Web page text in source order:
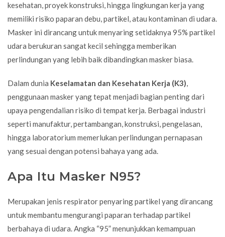
kesehatan, proyek konstruksi, hingga lingkungan kerja yang
memiliki risiko paparan debu, partikel, atau kontaminan di udara.
Masker ini dirancang untuk menyaring setidaknya 95% partikel
udara berukuran sangat kecil sehingga memberikan
perlindungan yang lebih baik dibandingkan masker biasa.
Dalam dunia Keselamatan dan Kesehatan Kerja (K3),
penggunaan masker yang tepat menjadi bagian penting dari
upaya pengendalian risiko di tempat kerja. Berbagai industri
seperti manufaktur, pertambangan, konstruksi, pengelasan,
hingga laboratorium memerlukan perlindungan pernapasan
yang sesuai dengan potensi bahaya yang ada.
Apa Itu Masker N95?
Merupakan jenis respirator penyaring partikel yang dirancang
untuk membantu mengurangi paparan terhadap partikel
berbahaya di udara. Angka “95” menunjukkan kemampuan